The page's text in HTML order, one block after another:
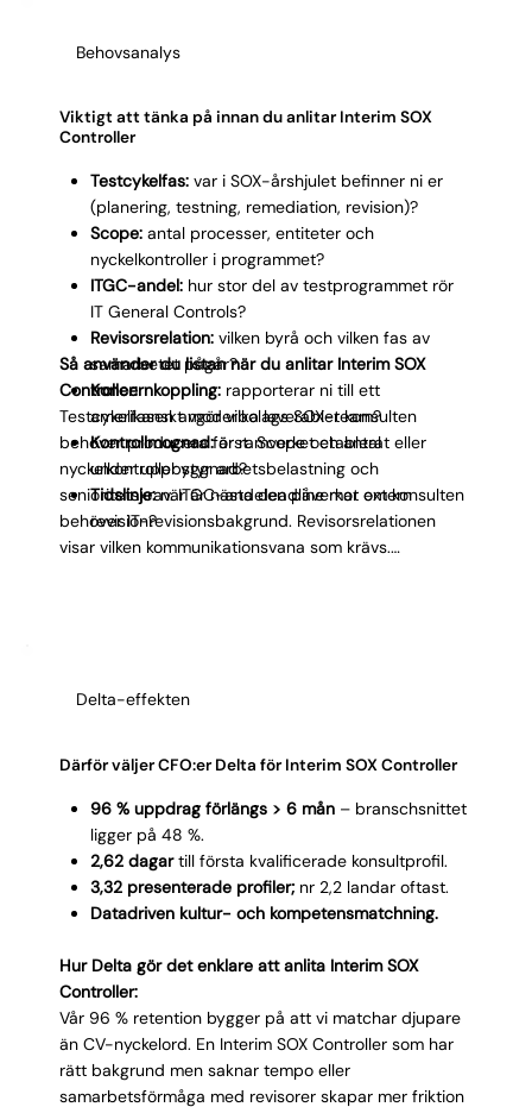
dokumenterade testresultat, uppdaterade
permanent SOX Controller.
Behovsanalys
Viktigt att tänka på innan du anlitar Interim SOX
Controller
Testcykelfas:var i SOX-årshjulet befinner ni er
(planering, testning, remediation, revision)?
Scope:antal processer, entiteter och
nyckelkontroller i programmet?
ITGC-andel:hur stor del av testprogrammet rör
IT General Controls?
Revisorsrelation:vilken byrå och vilken fas av
samarbetet pågår?
Koncernkoppling:rapporterar ni till ett
amerikanskt moderbolags SOX-team?
Kontrollmognad:är ramverket etablerat eller
under uppbyggnad?
Tidslinje:när är nästa deadline mot extern
revision?
Så använder du listan när du anlitar Interim SOX
Controller:
Testcykelfasen avgör vilka leverabler konsulten
behöver producera först. Scope och antal
nyckelkontroller styr arbetsbelastning och
senioritetskrav. ITGC-andelen påverkar om konsulten
behöver IT-revisionsbakgrund. Revisorsrelationen
visar vilken kommunikationsvana som krävs.
konsulten måste leverera. Tydliga svar ger snabb
Delta-effekten
Därför väljer CFO:er Delta för Interim SOX Controller
96 % uppdrag förlängs > 6 mån– branschsnittet
ligger på 48 %.
2,62 dagartill första kvalificerade konsultprofil.
3,32 presenterade profiler;nr 2,2 landar oftast.
Datadriven kultur- och kompetensmatchning.
Hur Delta gör det enklare att anlita Interim SOX
Controller:
Vår 96 % retention bygger på att vi matchar djupare
än CV-nyckelord. En Interim SOX Controller som har
rätt bakgrund men saknar tempo eller
samarbetsförmåga med revisorer skapar mer friktion